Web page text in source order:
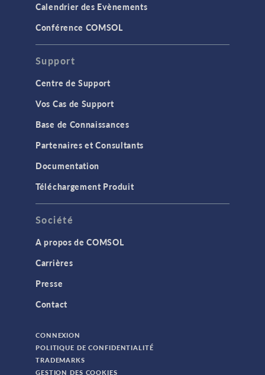
Calendrier des Evènements
Conférence COMSOL
Support
Centre de Support
Vos Cas de Support
Base de Connaissances
Partenaires et Consultants
Documentation
Téléchargement Produit
Société
A propos de COMSOL
Carrières
Presse
Contact
CONNEXION
POLITIQUE DE CONFIDENTIALITÉ
TRADEMARKS
GESTION DES COOKIES